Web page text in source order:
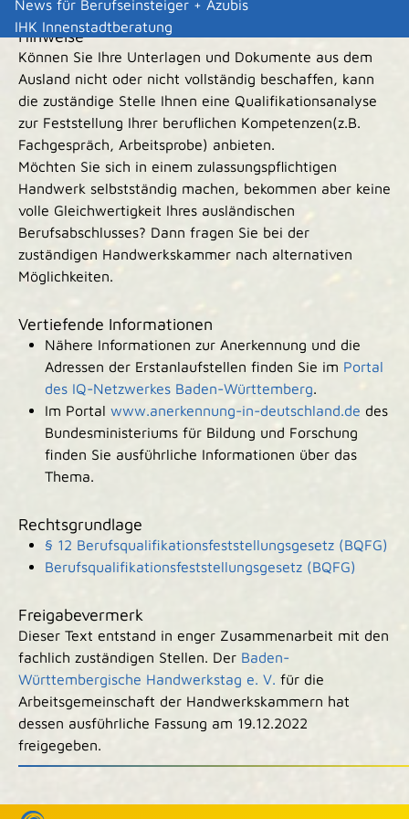
News für Berufseinsteiger + Azubis
IHK Innenstadtberatung
Hinweise
Können Sie Ihre Unterlagen und Dokumente aus dem
Ausland nicht oder nicht vollständig beschaffen, kann
die zuständige Stelle Ihnen eine Qualifikationsanalyse
zur Feststellung Ihrer beruflichen Kompetenzen(z.B.
Fachgespräch, Arbeitsprobe) anbieten.
Möchten Sie sich in einem zulassungspflichtigen
Handwerk selbstständig machen, bekommen aber keine
volle Gleichwertigkeit Ihres ausländischen
Berufsabschlusses? Dann fragen Sie bei der
zuständigen Handwerkskammer nach alternativen
Möglichkeiten.
Vertiefende Informationen
Nähere Informationen zur Anerkennung und die
Adressen der Erstanlaufstellen finden Sie im Portal
des IQ-Netzwerkes Baden-Württemberg.
Im Portal www.anerkennung-in-deutschland.de des
Bundesministeriums für Bildung und Forschung
finden Sie ausführliche Informationen über das
Thema.
Rechtsgrundlage
§ 12 Berufsqualifikationsfeststellungsgesetz (BQFG)
Berufsqualifikationsfeststellungsgesetz (BQFG)
Freigabevermerk
Dieser Text entstand in enger Zusammenarbeit mit den
fachlich zuständigen Stellen. Der Baden-
Württembergische Handwerkstag e. V. für die
Arbeitsgemeinschaft der Handwerkskammern hat
dessen ausführliche Fassung am 19.12.2022
freigegeben.